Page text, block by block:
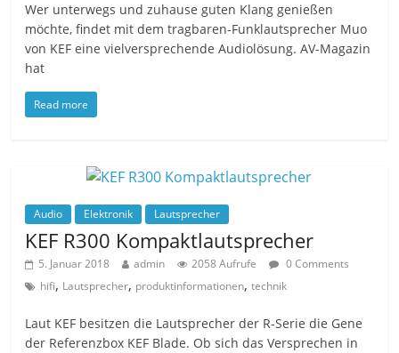
Wer unterwegs und zuhause guten Klang genießen
möchte, findet mit dem tragbaren-Funklautsprecher Muo
von KEF eine vielversprechende Audiolösung. AV-Magazin
hat
Read more
Audio Elektronik Lautsprecher
KEF R300 Kompaktlautsprecher
5. Januar 2018 admin 2058 Aufrufe
0 Comments
hifi, Lautsprecher, produktinformationen,technik
Laut KEF besitzen die Lautsprecher der R-Serie die Gene
der Referenzbox KEF Blade. Ob sich das Versprechen in